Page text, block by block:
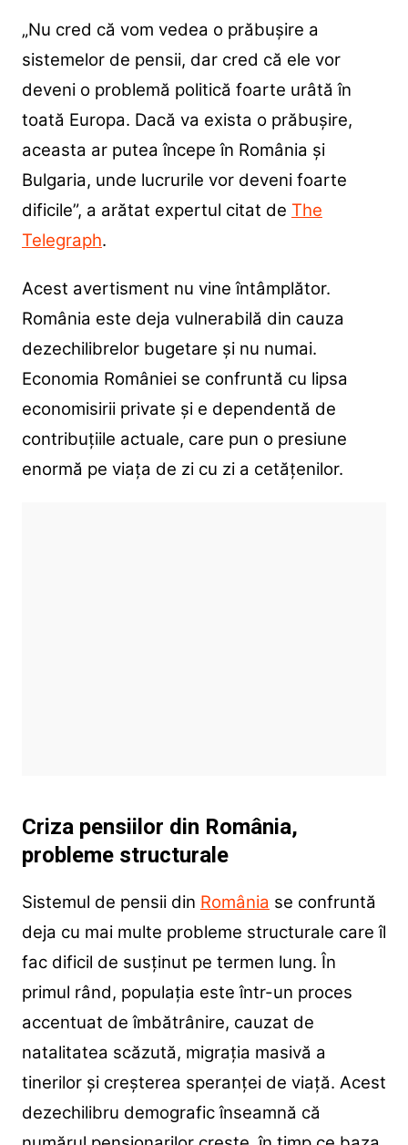
„Nu cred că vom vedea o prăbușire a
sistemelor de pensii, dar cred că ele vor
deveni o problemă politică foarte urâtă în
toată Europa. Dacă va exista o prăbușire,
aceasta ar putea începe în România și
Bulgaria, unde lucrurile vor deveni foarte
dificile”, a arătat expertul citat de The
Telegraph.
Acest avertisment nu vine întâmplător.
România este deja vulnerabilă din cauza
dezechilibrelor bugetare și nu numai.
Economia României se confruntă cu lipsa
economisirii private și e dependentă de
contribuțiile actuale, care pun o presiune
enormă pe viața de zi cu zi a cetățenilor.
Criza pensiilor din România,
probleme structurale
Sistemul de pensii din România se confruntă
deja cu mai multe probleme structurale care îl
fac dificil de susținut pe termen lung. În
primul rând, populația este într-un proces
accentuat de îmbătrânire, cauzat de
natalitatea scăzută, migrația masivă a
tinerilor și creșterea speranței de viață. Acest
dezechilibru demografic înseamnă că